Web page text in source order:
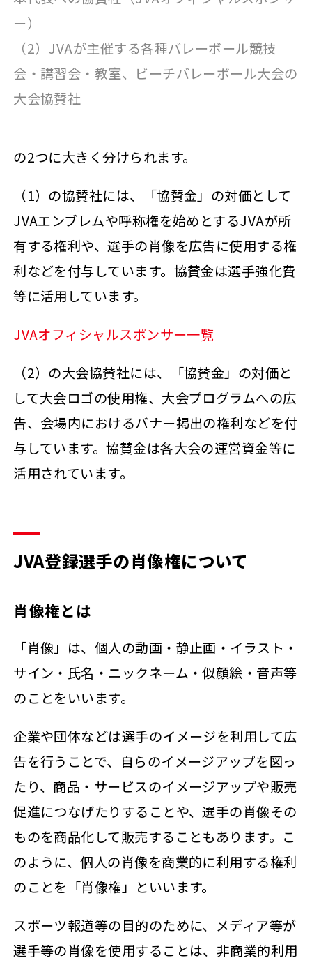
ー）
（2）JVAが主催する各種バレーボール競技
会・講習会・教室、ビーチバレーボール大会の
大会協賛社
の2つに大きく分けられます。
（1）の協賛社には、「協賛金」の対価として
JVAエンブレムや呼称権を始めとするJVAが所
有する権利や、選手の肖像を広告に使用する権
利などを付与しています。協賛金は選手強化費
等に活用しています。
JVAオフィシャルスポンサー一覧
（2）の大会協賛社には、「協賛金」の対価と
して大会ロゴの使用権、大会プログラムへの広
告、会場内におけるバナー掲出の権利などを付
与しています。協賛金は各大会の運営資金等に
活用されています。
JVA登録選手の肖像権について
肖像権とは
「肖像」は、個人の動画・静止画・イラスト・
サイン・氏名・ニックネーム・似顔絵・音声等
のことをいいます。
企業や団体などは選手のイメージを利用して広
告を行うことで、自らのイメージアップを図っ
たり、商品・サービスのイメージアップや販売
促進につなげたりすることや、選手の肖像その
ものを商品化して販売することもあります。こ
のように、個人の肖像を商業的に利用する権利
のことを「肖像権」といいます。
スポーツ報道等の目的のために、メディア等が
選手等の肖像を使用することは、非商業的利用